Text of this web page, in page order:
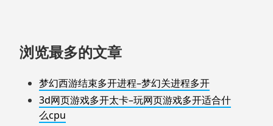
浏览最多的文章
梦幻西游结束多开进程–梦幻关进程多开
3d网页游戏多开太卡–玩网页游戏多开适合什
么cpu